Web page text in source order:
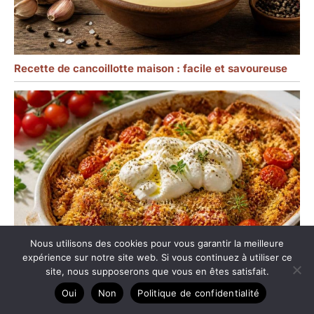
Recette de cancoillotte maison : facile et savoureuse
Crumble de tomates cerise : parmesan et burrata
Nous utilisons des cookies pour vous garantir la meilleure
expérience sur notre site web. Si vous continuez à utiliser ce
site, nous supposerons que vous en êtes satisfait.
Oui
Non Politique de confidentialité